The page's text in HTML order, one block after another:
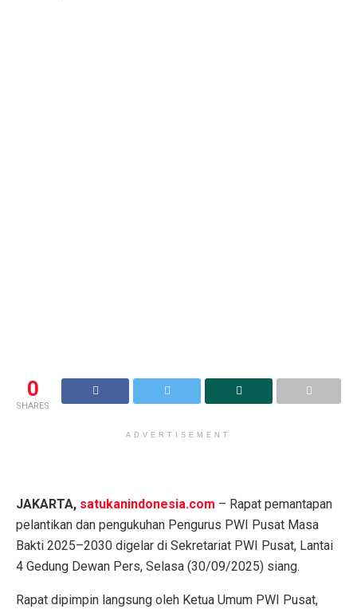
0
SHARES
ADVERTISEMENT
JAKARTA, satukanindonesia.com – Rapat pemantapan
pelantikan dan pengukuhan Pengurus PWI Pusat Masa
Bakti 2025–2030 digelar di Sekretariat PWI Pusat, Lantai
4 Gedung Dewan Pers, Selasa (30/09/2025) siang.
Rapat dipimpin langsung oleh Ketua Umum PWI Pusat,